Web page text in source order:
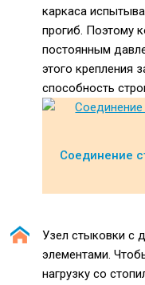
каркаса
прогиб. Поэтому
постоянным
этого крепления
способность
Соединение
Узел стыковки с
элементами.
нагрузку со